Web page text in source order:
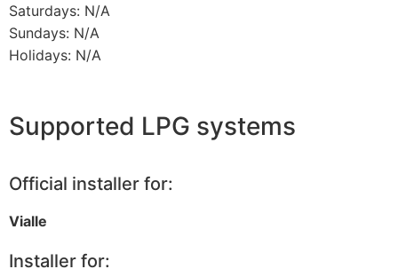
Saturdays: N/A
Sundays: N/A
Holidays: N/A
Supported LPG systems
Official installer for:
Vialle
Installer for: